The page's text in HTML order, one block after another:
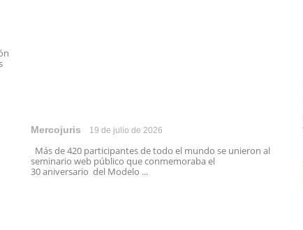
Mercojuris 19 de julio de 2026
Más de 420 participantes de todo el mundo se unieron al
seminario web público que conmemoraba el
30 aniversario del Modelo ...